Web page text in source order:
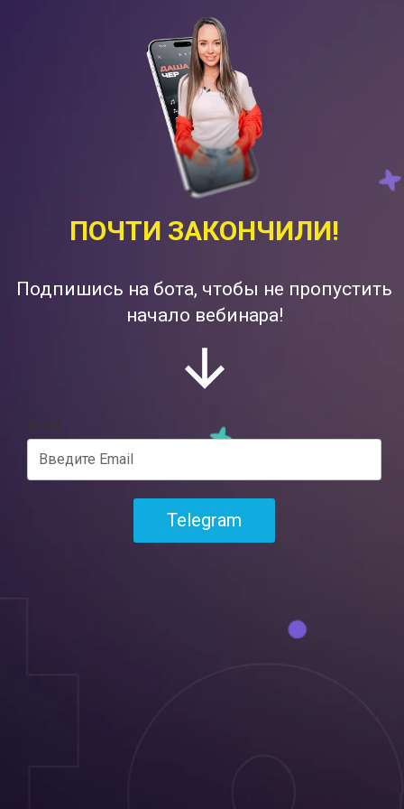
ПОЧТИ ЗАКОНЧИЛИ!
Подпишись на бота, чтобы не пропустить
начало вебинара!
Email
Telegram